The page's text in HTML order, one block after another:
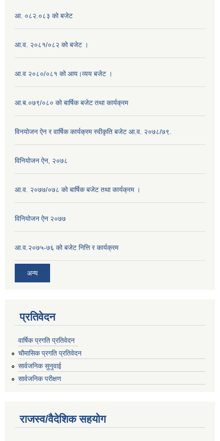
आ. ०८२.०८३ को बजेट
आ.व. २०८१/०८२ को बजेट ।
आ.व २०८०/०८१ को आय।व्यय बजेट ।
आ.ब.०७९/०८० को बार्षिक बजेट तथा कार्यक्रम
विनयोजन ऐन र वार्षिक कार्यक्रम स्वीकृति बजेट आ.व. २०७८/७९.
विनियोजन ऐन, २०७८
आ.व. २०७७/०७८ को बार्षिक बजेट तथा कार्यक्रम ।
विनियोजन ऐन २०७७
आ.व.२०७५-७६ को बजेट नित्ति र कार्यक्रम
अन्य
प्रतिवेदन
वार्षिक प्रगति प्रतिवेदन
चौमासिक प्रगति प्रतिवेदन
सार्वजनिक सुनुवाई
सार्वजनिक परीक्षण
राजस्व/वैदेशिक सहयोग